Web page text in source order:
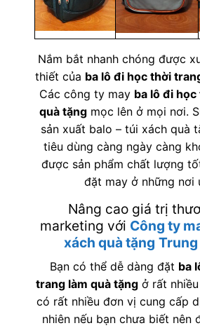
Nắm bắt nhanh chóng được
thiết của ba lô đi học thời
Các công ty may ba lô đi
quà tặng mọc lên ở mọi nơi.
sản xuất balo – túi xách quà
tiêu dùng càng ngày càng
được sản phẩm chất lượng
đặt may ở những nơi
Nâng cao giá trị
marketing với Công ty
xách quà tặng
Bạn có thể dễ dàng đặt ba
trang làm quà tặng ở rất
có rất nhiều đơn vị cung cấp
nhiên nếu bạn chưa biết nên